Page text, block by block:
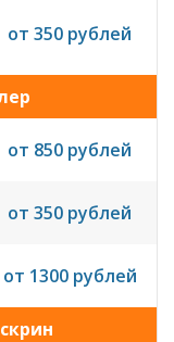
от 350 рублей
от 850 рублей
от 350 рублей
от 1300 рублей